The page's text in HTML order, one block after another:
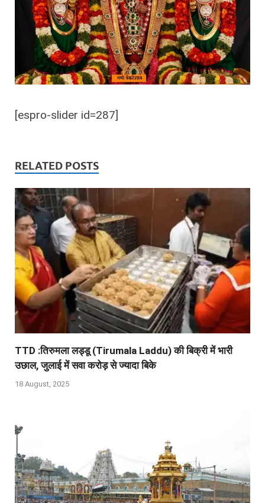
[espro-slider id=287]
RELATED POSTS
TTD :तिरुमला लड्डू (Tirumala Laddu) की बिक्री में भारी
उछाल, जुलाई में सवा करोड़ से ज्‍यादा बिके
18 August, 2025